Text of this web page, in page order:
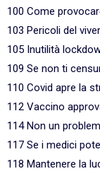
100 Come
103 Pericoli del
105 Inutilità
109 Se non ti
110 Covid apre la
112 Vaccino
114 Non un
117 Se i medici
118 Mantenere la